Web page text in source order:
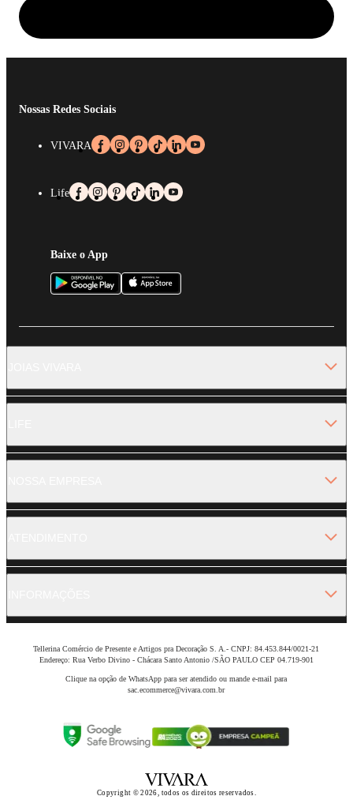
Nossas Redes Sociais
VIVARA
Life
Baixe o App
Tellerina Comércio de Presente e Artigos pra Decoração S. A.- CNPJ: 84.453.844/0021-21
Endereço: Rua Verbo Divino - Chácara Santo Antonio /SÃO PAULO CEP 04.719-901
Clique na opção de WhatsApp para ser atendido ou mande e-mail para
sac.ecommerce@vivara.com.br
Copyright © 2026, todos os direitos reservados.